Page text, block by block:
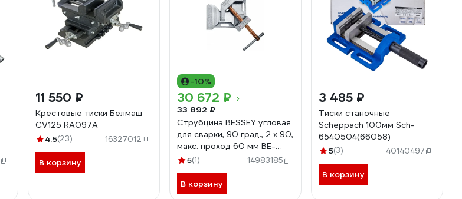
11 550 ₽
Крестовые тиски Белмаш
CV125 RA097A
4.5(23) 16327012
В корзину
-10%
30 672 ₽
33 892 ₽
Струбцина BESSEY угловая
для сварки, 90 град., 2 x 90,
макс. проход 60 мм BE-
WSM9
5(1) 14983185
В корзину
3 485 ₽
Тиски станочные
Scheppach 100мм Sch-
6540504(66058)
5(3) 40140497
В корзину